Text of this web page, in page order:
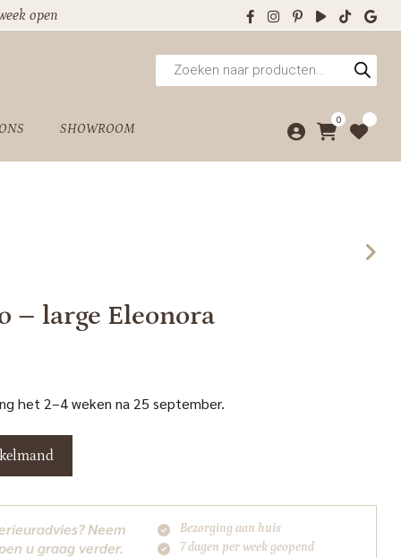
open
Producten
zoeken
SHOWROOM
0
– large Eleonora
het 2–4 weken na 25 september.
Neem
u graag verder.
Bezorging aan huis
7 dagen per week geopend